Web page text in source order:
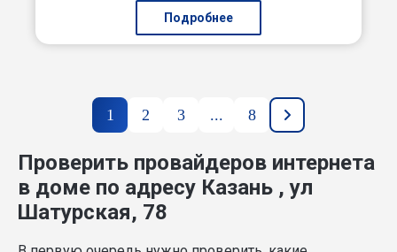
Подробнее
1 2 3 ... 8
Проверить провайдеров интернета
в доме по адресу Казань , ул
Шатурская, 78